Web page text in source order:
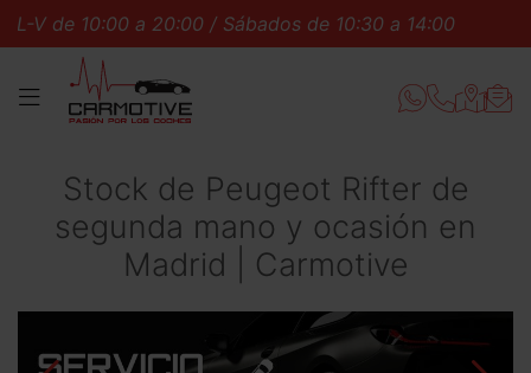
V de 10:00 a 20:00 / Sábados de 10:30 a 14:00
MENÚ
Stock de Peugeot Rifter de
segunda mano y ocasión en
Madrid | Carmotive